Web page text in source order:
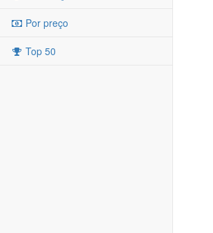
Por preço
Top 50